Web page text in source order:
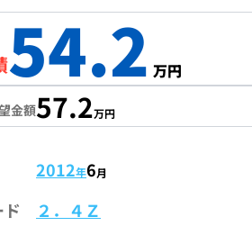
54.2 万円
金額57.2万円
2012年6月
２．４Ｚ